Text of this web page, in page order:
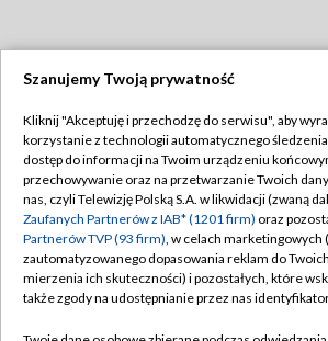
TVP
Abonament TVP
Emisja w TVP
Centrum informacji TVP
Naziemna Telewizja Cyfrowa
Regulamin TVP
Polityka
Moje zgody
Pomoc
Szanujemy Twoją prywatność
Kliknij "Akceptuję i przechodzę do serwisu", aby
korzystanie z technologii automatycznego
dostęp do informacji na Twoim urządzeniu
przechowywanie oraz na przetwarzanie Twoich
nas, czyli Telewizję Polską S.A. w likwidacji (zwaną
Zaufanych Partnerów z IAB* (1201 firm) oraz
Partnerów TVP (93 firm), w celach marketingowych
zautomatyzowanego dopasowania reklam do
mierzenia ich skuteczności) i pozostałych, które
także zgody na udostępnianie przez nas